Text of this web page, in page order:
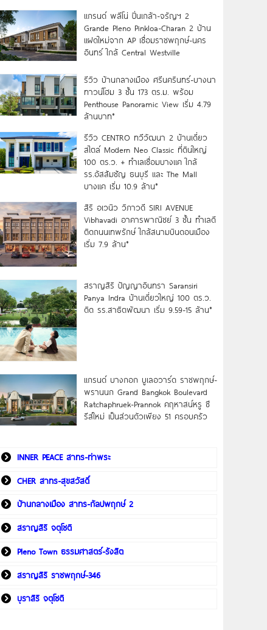
แกรนด์ พลีโน่ ปิ่นเกล้า-จรัญฯ 2
Grande Pleno Pinkloa-Charan 2 บ้าน
แฝดใหม่จาก AP เชื่อมราชพฤกษ์-นคร
อินทร์ ใกล้ Central Westville
รีวิว บ้านกลางเมือง ศรีนครินทร์-บางนา
ทาวน์โฮม 3 ชั้น 173 ตร.ม. พร้อม
Penthouse Panoramic View เริ่ม 4.79
ล้านบาท*
รีวิว CENTRO ทวีวัฒนา 2 บ้านเดี่ยว
สไตล์ Modern Neo Classic ที่ดินใหญ่
100 ตร.ว. + ทำเลเชื่อมบางแค ใกล้
รร.อัสสัมชัญ ธนบุรี และ The Mall
บางแค เริ่ม 10.9 ล้าน*
สิริ อเวนิว วิภาวดี SIRI AVENUE
Vibhavadi อาคารพาณิชย์ 3 ชั้น ทำเลดี
ติดถนนเทพรักษ์ ใกล้สนามบินดอนเมือง
เริ่ม 7.9 ล้าน*
สราญสิริ ปัญญาอินทรา Saransiri
Panya Indra บ้านเดี่ยวใหญ่ 100 ตร.ว.
ดิด รร.สาธิตพัฒนา เริ่ม 9.59-15 ล้าน*
แกรนด์ บางกอก บูเลอวาร์ด ราชพฤกษ์-
พรานนก Grand Bangkok Boulevard
Ratchaphruek-Prannok คฤหาสน์หรู ซี
รีส์ใหม่ เป็นส่วนตัวเพียง 51 ครอบครัว
INNER PEACE สาทร-ท่าพระ
CHER สาทร-สุขสวัสดิ์
บ้านกลางเมือง สาทร-กัลปพฤกษ์ 2
สราญสิริ จตุโชติ
Pleno Town ธรรมศาสตร์-รังสิต
สราญสิริ ราชพฤกษ์-346
บุราสิริ จตุโชติ